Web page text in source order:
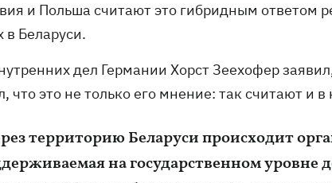
и Польша считают это гибридным ответом
в Беларуси.
дел Германии Хорст Зеехофер
что это не только его мнение: так считают и
территорию Беларуси происходит
на государственном уровне